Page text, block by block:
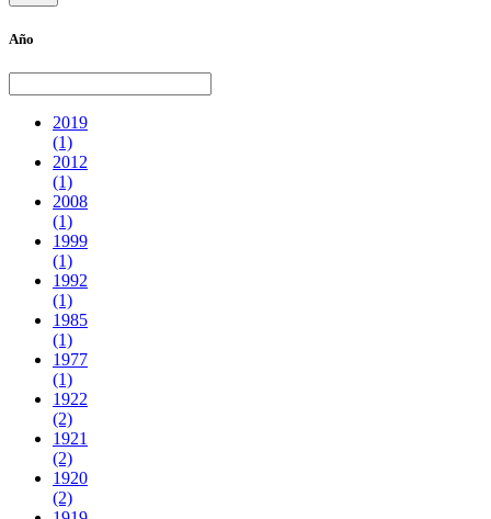
Año
2019
(1)
2012
(1)
2008
(1)
1999
(1)
1992
(1)
1985
(1)
1977
(1)
1922
(2)
1921
(2)
1920
(2)